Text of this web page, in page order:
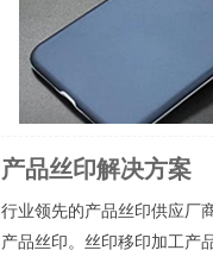
产品丝印解决方案
行业领先的产品丝印供应厂
产品丝印。丝印移印加工产